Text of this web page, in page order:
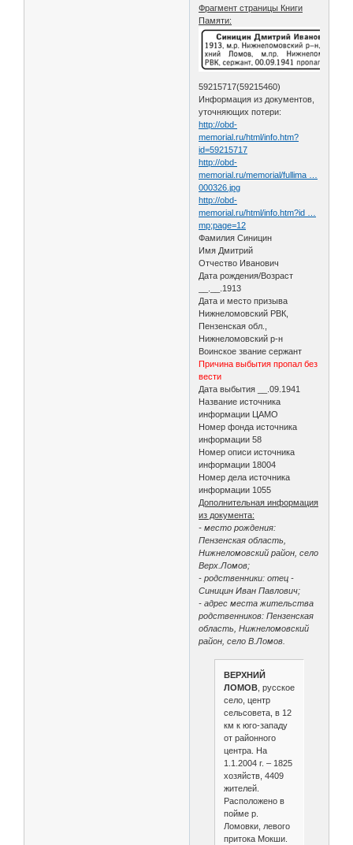
Фрагмент страницы Книги
Памяти:
59215717(59215460)
Информация из документов,
уточняющих потери:
http://obd-
memorial.ru/html/info.htm?
id=59215717
http://obd-
memorial.ru/memorial/fullima …
000326.jpg
http://obd-
memorial.ru/html/info.htm?id …
mp;page=12
Фамилия Синицин
Имя Дмитрий
Отчество Иванович
Дата рождения/Возраст
__.__.1913
Дата и место призыва
Нижнеломовский РВК,
Пензенская обл.,
Нижнеломовский р-н
Воинское звание сержант
Причина выбытия пропал без
вести
Дата выбытия __.09.1941
Название источника
информации ЦАМО
Номер фонда источника
информации 58
Номер описи источника
информации 18004
Номер дела источника
информации 1055
Дополнительная информация
из документа:
- место рождения:
Пензенская область,
Нижнеломовский район, село
Верх.Ломов;
- родственники: отец -
Синицин Иван Павлович;
- адрес места жительства
родственников: Пензенская
область, Нижнеломовский
район, село В.Ломов.
ВЕРХНИЙ
ЛОМОВ, русское
село, центр
сельсовета, в 12
км к юго-западу
от районного
центра. На
1.1.2004 г. – 1825
хозяйств, 4409
жителей.
Расположено в
пойме р.
Ломовки, левого
притока Мокши.